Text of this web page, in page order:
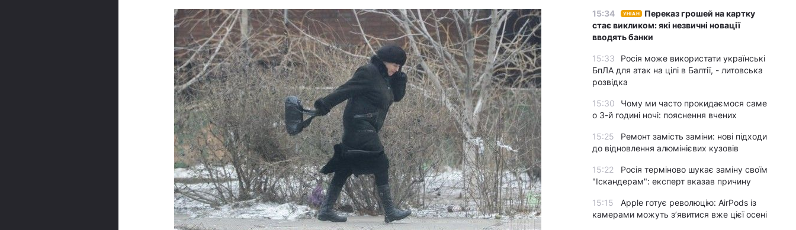
15:34 УНІАН
Переказ грошей на картку
стає викликом: які незвичні новації
вводять банки
15:33
Росія може використати українські
БпЛА для атак на цілі в Балтії, - литовська
розвідка
15:30
Чому ми часто прокидаємося саме
о 3-й годині ночі: пояснення вчених
15:25
Ремонт замість заміни: нові підходи
до відновлення алюмінієвих кузовів
15:22
Росія терміново шукає заміну своїм
"Іскандерам": експерт вказав причину
15:15
Apple готує революцію: AirPods із
камерами можуть з’явитися вже цієї осені